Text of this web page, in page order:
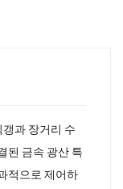
과 장거리 수
된 금속 광산 특
적으로 제어하